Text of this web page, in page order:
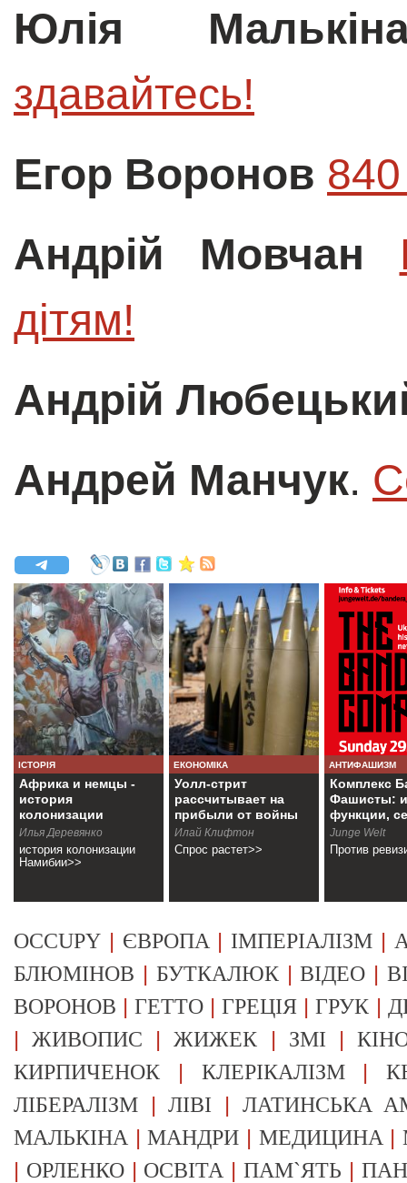
Юлія
здавайтесь!
Егор Воронов
Андрій Мовчан
дітям!
Андрій
Андрей Манчук.
ІСТОРІЯ
Африка и немцы -
история
колонизации
Намибии
Илья Деревянко
история колонизации
Намибии>>
ЕКОНОМІКА
Уолл-стрит
рассчитывает на
прибыли от войны
Илай Клифтон
Спрос растет>>
АНТИФАШИЗМ
Комплекс
Фашисты:
функции,
Junge Welt
Против
OCCUPY | ЄВРОПА | ІМПЕРІАЛІЗМ |
БЛЮМІНОВ | БУТКАЛЮК|ВІДЕО |
ВОРОНОВ |ГЕТТО |ГРЕЦІЯ |ГРУК |
|ЖИВОПИС |ЖИЖЕК | ЗМІ |
КИРПИЧЕНОК | КЛЕРІКАЛІЗМ|
ЛІБЕРАЛІЗМ |ЛІВІ | ЛАТИНСЬКА
МАЛЬКІНА |МАНДРИ | МЕДИЦИНА |
| ОРЛЕНКО| ОСВІТА |ПАМ`ЯТЬ |